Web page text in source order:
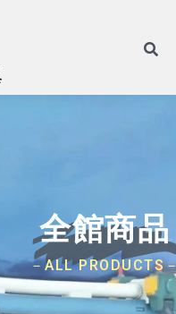
全館商品
－ALL PRODUCTS